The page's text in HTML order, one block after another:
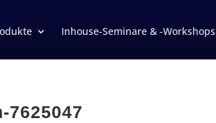
Inhouse-Seminare & -Workshops